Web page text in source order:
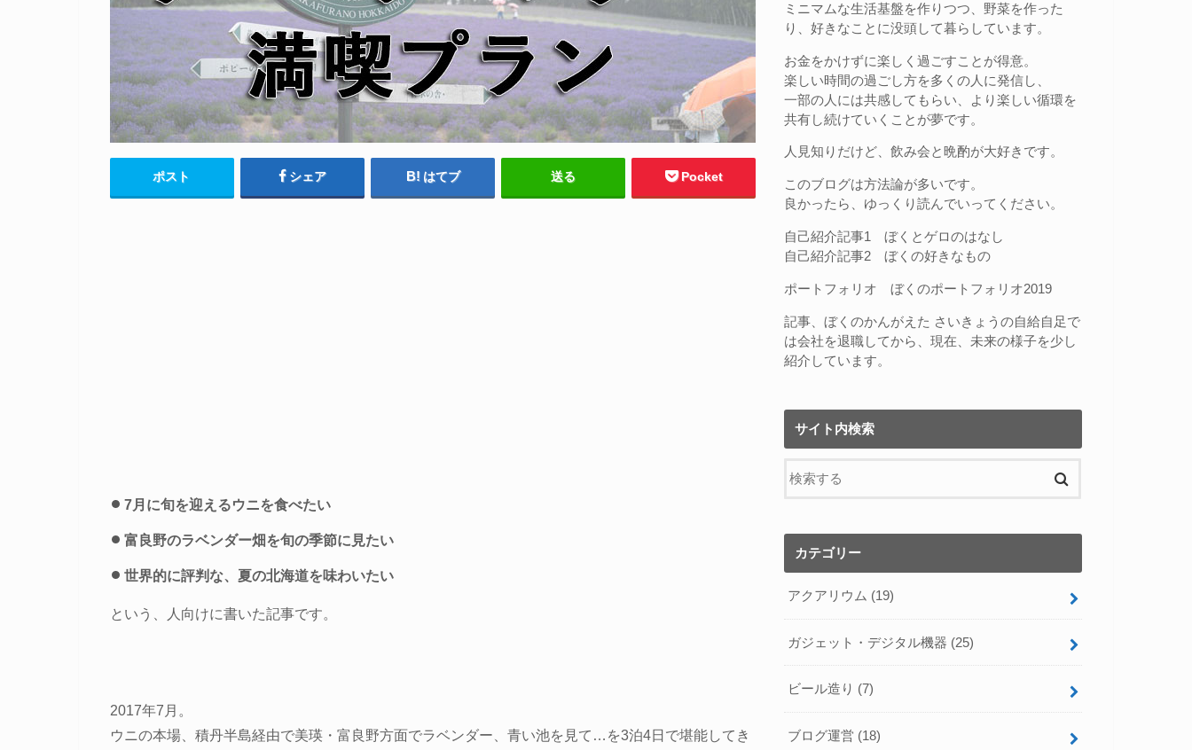
ポスト シェア はてブ 送る Pocket
7月に旬を迎えるウニを食べたい
富良野のラベンダー畑を旬の季節に見たい
世界的に評判な、夏の北海道を味わいたい
という、人向けに書いた記事です。
2017年7月。
ウニの本場、積丹半島経由で美瑛・富良野方面でラベンダー、青い池を見て…を3泊4日で堪能してき
ミニマムな生活基盤を作りつつ、野菜を作った
り、好きなことに没頭して暮らしています。
お金をかけずに楽しく過ごすことが得意。
楽しい時間の過ごし方を多くの人に発信し、
一部の人には共感してもらい、より楽しい循環を
共有し続けていくことが夢です。
人見知りだけど、飲み会と晩酌が大好きです。
このブログは方法論が多いです。
良かったら、ゆっくり読んでいってください。
自己紹介記事1 ぼくとゲロのはなし
自己紹介記事2 ぼくの好きなもの
ポートフォリオ ぼくのポートフォリオ2019
記事、 ぼくのかんがえた さいきょうの自給自足で
は会社を退職してから、現在、未来の様子を少し
紹介しています。
サイト内検索
カテゴリー
アクアリウム (19)
ガジェット・デジタル機器 (25)
ビール造り (7)
ブログ運営 (18)